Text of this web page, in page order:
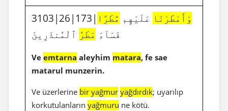
3103|26|173| وَأَمْطَرْنَا عَلَيْهِم مَّطَرًا
فَسَآءَ مَطَرُ ٱلْمُنذَرِينَ
Ve emtarna aleyhim matara, fe sae
matarul munzerin.
Ve üzerlerine bir yağmur yağdırdık; uyarılıp
korkutulanların yağmuru ne kötü.